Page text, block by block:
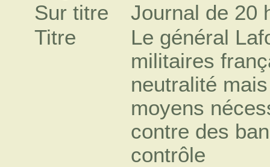
Sur titre
Journal de 20
Titre
Le général
militaires
neutralité
moyens
contre des
contrôle